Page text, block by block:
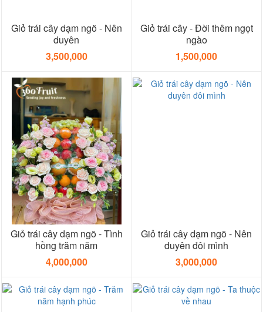
Giỏ trái cây dạm ngõ - Nên
duyên
3,500,000
Giỏ trái cây - Đời thêm ngọt
ngào
1,500,000
Giỏ trái cây dạm ngõ - Tình
hồng trăm năm
4,000,000
Giỏ trái cây dạm ngõ - Nên
duyên đôi mình
3,000,000